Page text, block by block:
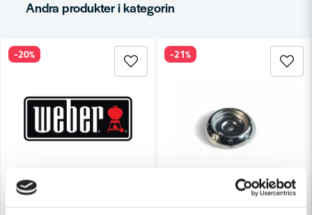
Ja, ni får publicera min fråga
Andra produkter i kategorin
-20% -21%